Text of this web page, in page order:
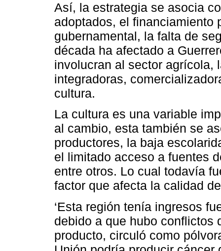
Así, la estrategia se asocia
adoptados, el financiamiento
gubernamental, la falta de
década ha afectado a
involucran al sector agrícola,
integradoras,
cultura.
La cultura es una variable
al cambio, esta también se
productores, la baja
el limitado acceso a fuentes
entre otros. Lo cual todavía
factor que afecta la calidad
‘Esta región tenía ingresos
debido a que hubo conflictos
producto, circuló como